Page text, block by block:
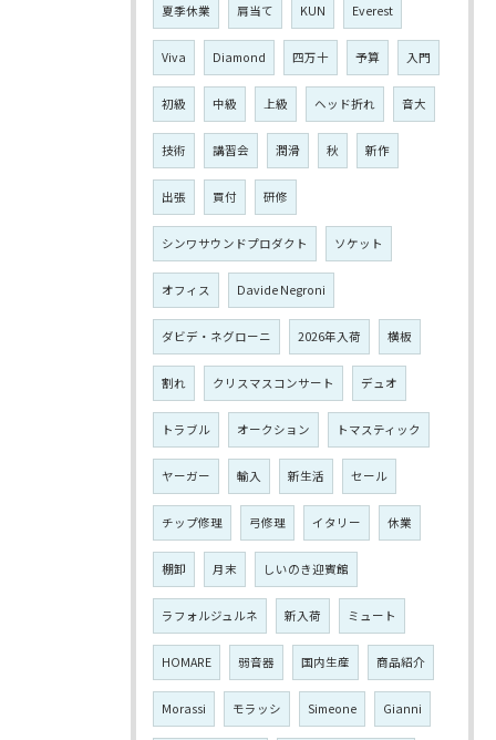
夏季休業 肩当て KUN Everest
Viva Diamond 四万十 予算 入門
初級 中級 上級 ヘッド折れ 音大
技術 講習会 潤滑 秋 新作
出張 買付 研修
シンワサウンドプロダクト ソケット
オフィス Davide Negroni
ダビデ・ネグローニ 2026年入荷 横板
割れ クリスマスコンサート デュオ
トラブル オークション トマスティック
ヤーガー 輸入 新生活 セール
チップ修理 弓修理 イタリー 休業
棚卸 月末 しいのき迎賓館
ラフォルジュルネ 新入荷 ミュート
HOMARE 弱音器 国内生産 商品紹介
Morassi モラッシ Simeone Gianni